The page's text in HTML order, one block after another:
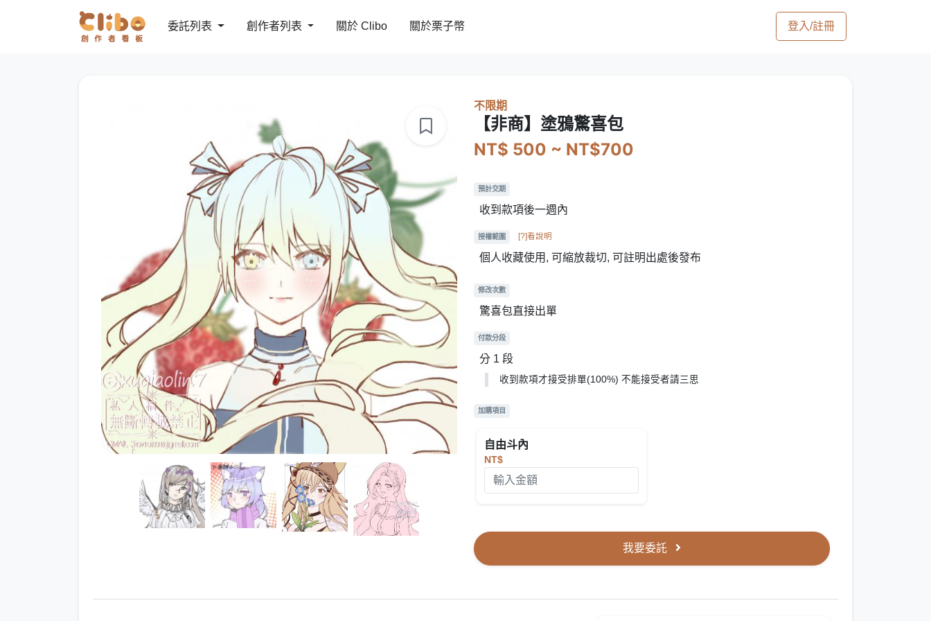
委託列表 創作者列表 關於 Clibo 關於栗子幣 登入/註冊
不限期
【非商】塗鴉驚喜包
NT$ 500 ~ NT$700
預計交期
收到款項後一週內
授權範圍 [?]看說明
個人收藏使用, 可縮放裁切, 可註明出處後發布
修改次數
驚喜包直接出單
付款分段
分 1 段
收到款項才接受排單(100%) 不能接受者請三思
加購項目
自由斗內
NT$
我要委託